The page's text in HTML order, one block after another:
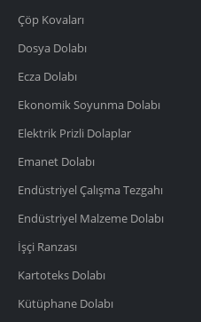
Çöp Kovaları
Dosya Dolabı
Ecza Dolabı
Ekonomik Soyunma Dolabı
Elektrik Prizli Dolaplar
Emanet Dolabı
Endüstriyel Çalışma Tezgahı
Endüstriyel Malzeme Dolabı
İşçi Ranzası
Kartoteks Dolabı
Kütüphane Dolabı